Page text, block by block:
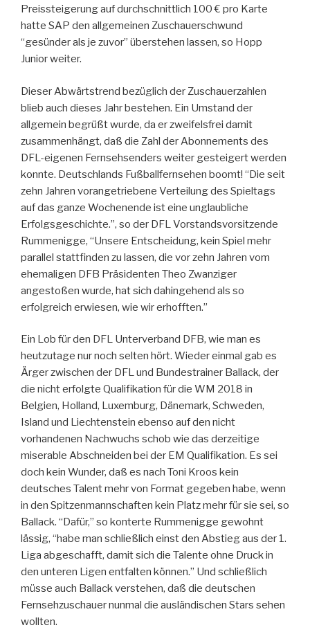
Preissteigerung auf durchschnittlich 100 € pro Karte
hatte SAP den allgemeinen Zuschauerschwund
“gesünder als je zuvor” überstehen lassen, so Hopp
Junior weiter.
Dieser Abwärtstrend bezüglich der Zuschauerzahlen
blieb auch dieses Jahr bestehen. Ein Umstand der
allgemein begrüßt wurde, da er zweifelsfrei damit
zusammenhängt, daß die Zahl der Abonnements des
DFL-eigenen Fernsehsenders weiter gesteigert werden
konnte. Deutschlands Fußballfernsehen boomt! “Die seit
zehn Jahren vorangetriebene Verteilung des Spieltags
auf das ganze Wochenende ist eine unglaubliche
Erfolgsgeschichte.”, so der DFL Vorstandsvorsitzende
Rummenigge, “Unsere Entscheidung, kein Spiel mehr
parallel stattfinden zu lassen, die vor zehn Jahren vom
ehemaligen DFB Präsidenten Theo Zwanziger
angestoßen wurde, hat sich dahingehend als so
erfolgreich erwiesen, wie wir erhofften.”
Ein Lob für den DFL Unterverband DFB, wie man es
heutzutage nur noch selten hört. Wieder einmal gab es
Ärger zwischen der DFL und Bundestrainer Ballack, der
die nicht erfolgte Qualifikation für die WM 2018 in
Belgien, Holland, Luxemburg, Dänemark, Schweden,
Island und Liechtenstein ebenso auf den nicht
vorhandenen Nachwuchs schob wie das derzeitige
miserable Abschneiden bei der EM Qualifikation. Es sei
doch kein Wunder, daß es nach Toni Kroos kein
deutsches Talent mehr von Format gegeben habe, wenn
in den Spitzenmannschaften kein Platz mehr für sie sei, so
Ballack. “Dafür,” so konterte Rummenigge gewohnt
lässig, “habe man schließlich einst den Abstieg aus der 1.
Liga abgeschafft, damit sich die Talente ohne Druck in
den unteren Ligen entfalten können.” Und schließlich
müsse auch Ballack verstehen, daß die deutschen
Fernsehzuschauer nunmal die ausländischen Stars sehen
wollten.